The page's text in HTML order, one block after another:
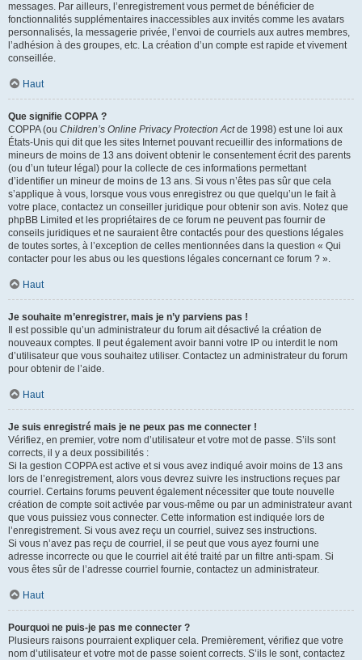
messages. Par ailleurs, l’enregistrement vous permet de bénéficier de
fonctionnalités supplémentaires inaccessibles aux invités comme les avatars
personnalisés, la messagerie privée, l’envoi de courriels aux autres membres,
l’adhésion à des groupes, etc. La création d’un compte est rapide et vivement
conseillée.
Haut
Que signifie COPPA ?
COPPA (ou Children’s Online Privacy Protection Actde 1998) est une loi aux
États-Unis qui dit que les sites Internet pouvant recueillir des informations de
mineurs de moins de 13 ans doivent obtenir le consentement écrit des parents
(ou d’un tuteur légal) pour la collecte de ces informations permettant
d’identifier un mineur de moins de 13 ans. Si vous n’êtes pas sûr que cela
s’applique à vous, lorsque vous vous enregistrez ou que quelqu’un le fait à
votre place, contactez un conseiller juridique pour obtenir son avis. Notez que
phpBB Limited et les propriétaires de ce forum ne peuvent pas fournir de
conseils juridiques et ne sauraient être contactés pour des questions légales
de toutes sortes, à l’exception de celles mentionnées dans la question « Qui
contacter pour les abus ou les questions légales concernant ce forum ? ».
Haut
Je souhaite m’enregistrer, mais je n’y parviens pas !
Il est possible qu’un administrateur du forum ait désactivé la création de
nouveaux comptes. Il peut également avoir banni votre IP ou interdit le nom
d’utilisateur que vous souhaitez utiliser. Contactez un administrateur du forum
pour obtenir de l’aide.
Haut
Je suis enregistré mais je ne peux pas me connecter !
Vérifiez, en premier, votre nom d’utilisateur et votre mot de passe. S’ils sont
corrects, il y a deux possibilités :
Si la gestion COPPA est active et si vous avez indiqué avoir moins de 13 ans
lors de l’enregistrement, alors vous devrez suivre les instructions reçues par
courriel. Certains forums peuvent également nécessiter que toute nouvelle
création de compte soit activée par vous-même ou par un administrateur avant
que vous puissiez vous connecter. Cette information est indiquée lors de
l’enregistrement. Si vous avez reçu un courriel, suivez ses instructions.
Si vous n’avez pas reçu de courriel, il se peut que vous ayez fourni une
adresse incorrecte ou que le courriel ait été traité par un filtre anti-spam. Si
vous êtes sûr de l’adresse courriel fournie, contactez un administrateur.
Haut
Pourquoi ne puis-je pas me connecter ?
Plusieurs raisons pourraient expliquer cela. Premièrement, vérifiez que votre
nom d’utilisateur et votre mot de passe soient corrects. S’ils le sont, contactez